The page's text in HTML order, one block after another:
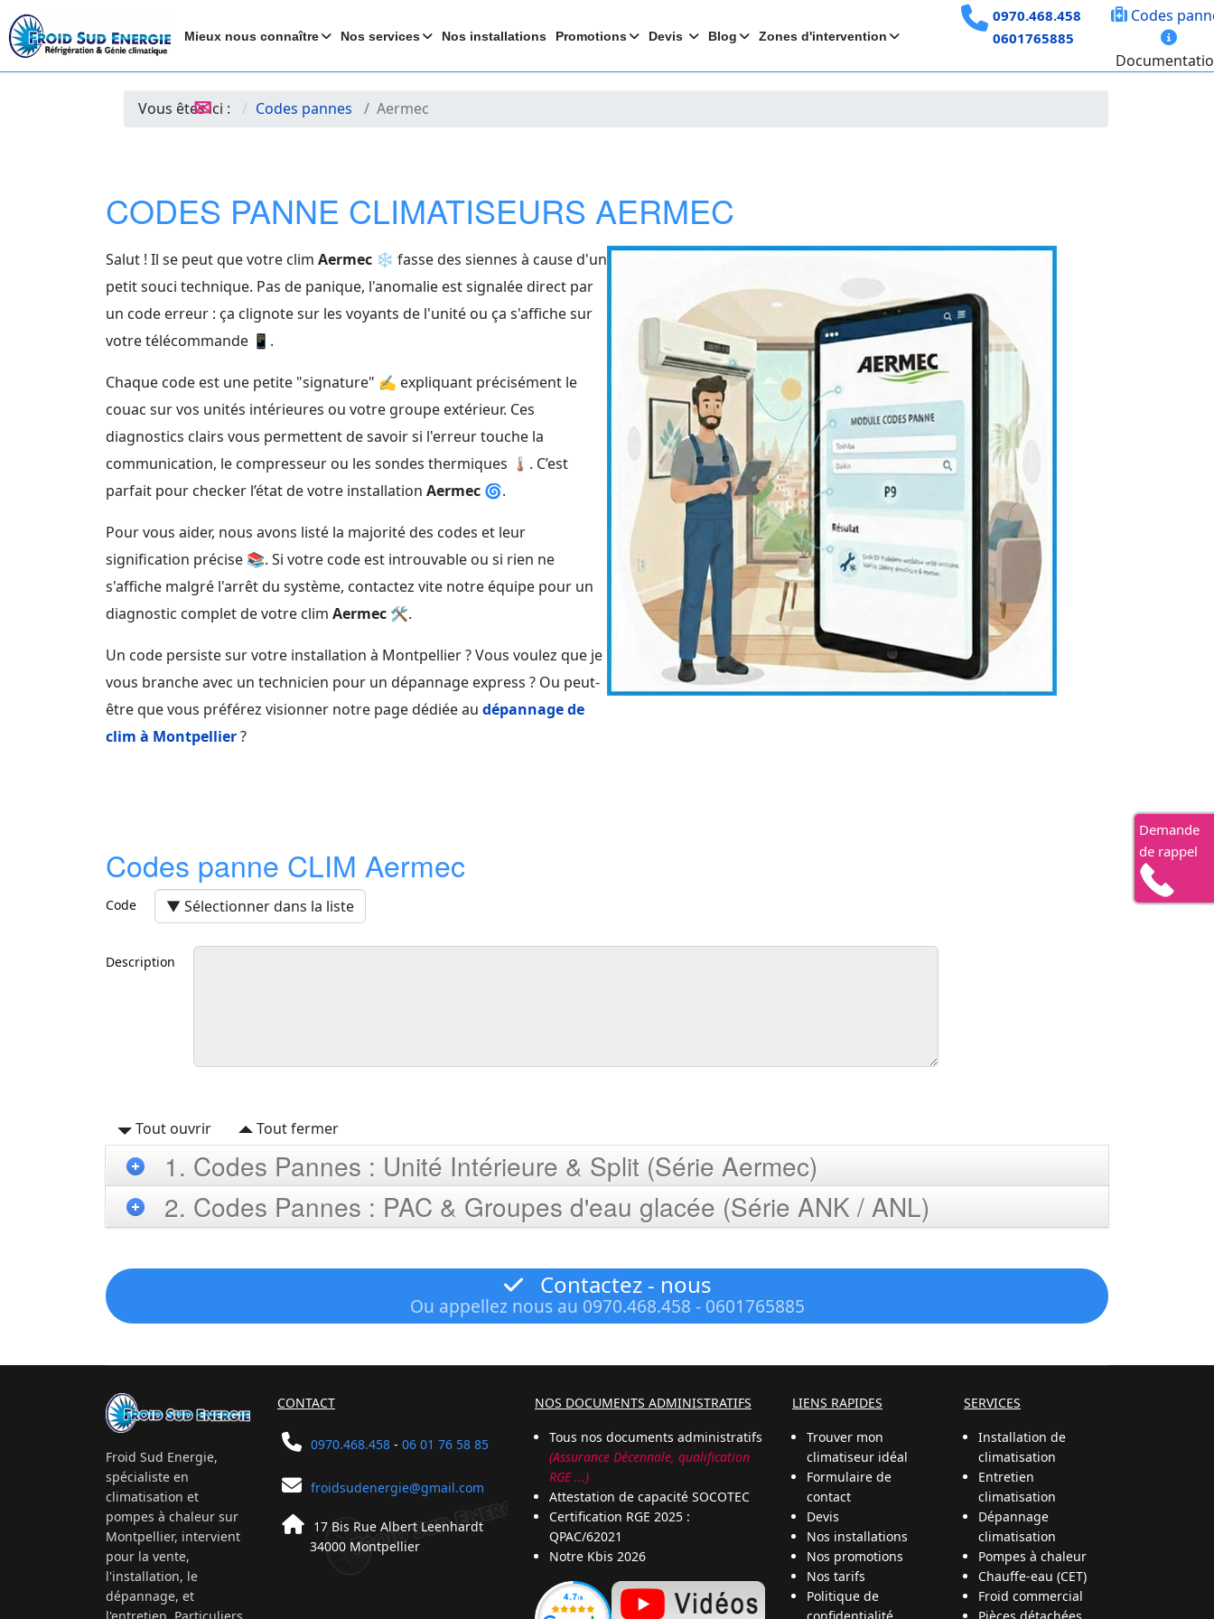
Mieux nous connaître Nos services Nos installations Promotions Devis Blog Zones d'intervention
✉
0970.468.458
0601765885
Codes
Vous êtes ici : Codes pannes Aermec
CODES PANNE CLIMATISEURS AERMEC
Salut ! Il se peut que votre clim Aermec ❄️ fasse des siennes à cause d'un
petit souci technique. Pas de panique, l'anomalie est signalée direct par
un code erreur : ça clignote sur les voyants de l'unité ou ça s'affiche sur
votre télécommande 📱.
Chaque code est une petite "signature" ✍️ expliquant précisément le
couac sur vos unités intérieures ou votre groupe extérieur. Ces
diagnostics clairs vous permettent de savoir si l'erreur touche la
communication, le compresseur ou les sondes thermiques 🌡️. C’est
parfait pour checker l’état de votre installation Aermec 🌀.
Pour vous aider, nous avons listé la majorité des codes et leur
signification précise 📚. Si votre code est introuvable ou si rien ne
s'affiche malgré l'arrêt du système, contactez vite notre équipe pour un
diagnostic complet de votre clim Aermec 🛠️.
Un code persiste sur votre installation à Montpellier ? Vous voulez que je
vous branche avec un technicien pour un dépannage express ? Ou peut-
être que vous préférez visionner notre page dédiée au dépannage de
clim à Montpellier?
Codes panne CLIM Aermec
Code
Description
Tout ouvrir Tout fermer
1. Codes Pannes : Unité Intérieure & Split (Série Aermec)
2. Codes Pannes : PAC & Groupes d'eau glacée (Série ANK / ANL)
Contactez - nous
Ou appellez nous au 0970.468.458 - 0601765885
Froid Sud Energie,
spécialiste en
climatisation et
pompes à chaleur sur
Montpellier, intervient
pour la vente,
l'installation, le
dépannage, et
CONTACT
0970.468.458 - 06 01 76 58 85
froidsudenergie@gmail.com
17 Bis Rue Albert Leenhardt
34000 Montpellier
NOS DOCUMENTS ADMINISTRATIFS
Tous nos documents administratifs
(Assurance Décennale, qualification
RGE ...)
Attestation de capacité SOCOTEC
Certification RGE 2025 :
QPAC/62021
Notre Kbis 2026
LIENS RAPIDES
Trouver mon
climatiseur idéal
Formulaire de
contact
Devis
Nos installations
Nos promotions
Nos tarifs
Politique de
SERVICES
Installation de
climatisation
Entretien
climatisation
Dépannage
climatisation
Pompes à chaleur
Chauffe-eau (CET)
Froid commercial
Demande
de rappel